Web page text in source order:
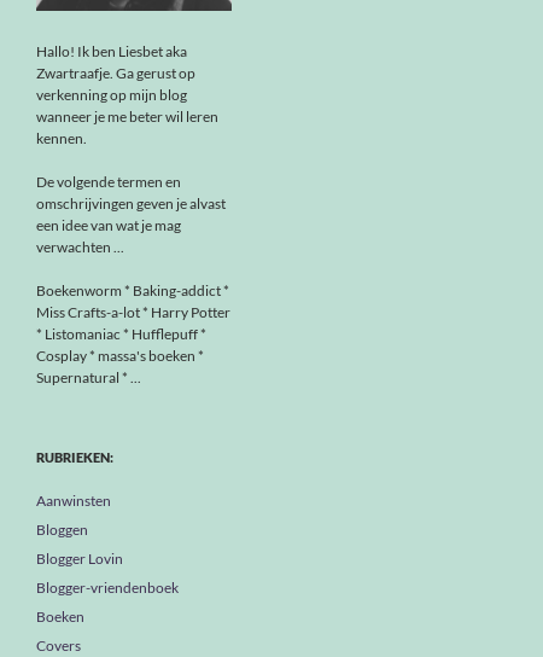
Hallo! Ik ben Liesbet aka
Zwartraafje. Ga gerust op
verkenning op mijn blog
wanneer je me beter wil leren
kennen.
De volgende termen en
omschrijvingen geven je alvast
een idee van wat je mag
verwachten ...
Boekenworm * Baking-addict *
Miss Crafts-a-lot * Harry Potter
* Listomaniac * Hufflepuff *
Cosplay * massa's boeken *
Supernatural * ...
RUBRIEKEN:
Aanwinsten
Bloggen
Blogger Lovin
Blogger-vriendenboek
Boeken
Covers